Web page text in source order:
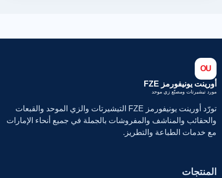
OU
أورينت يونيفورمز FZE
مورد تيشيرتات ومصنّع زي موحد
تورّد أورينت يونيفورمز FZE التيشيرتات والزي الموحد والقبعات
والحقائب والمناشف والمفروشات بالجملة في جميع أنحاء الإمارات
مع خدمات الطباعة والتطريز.
المنتجات